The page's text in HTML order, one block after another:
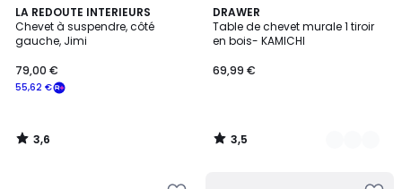
LA REDOUTE INTERIEURS
Chevet à suspendre, côté
gauche, Jimi
55,62 €
79,00 €
3,6
/ 5
3,6
/
DRAWER
Table de chevet murale 1 tiroir
en bois- KAMICHI
69,99 €
3,5
/ 5
3
Couleurs
3,5
/